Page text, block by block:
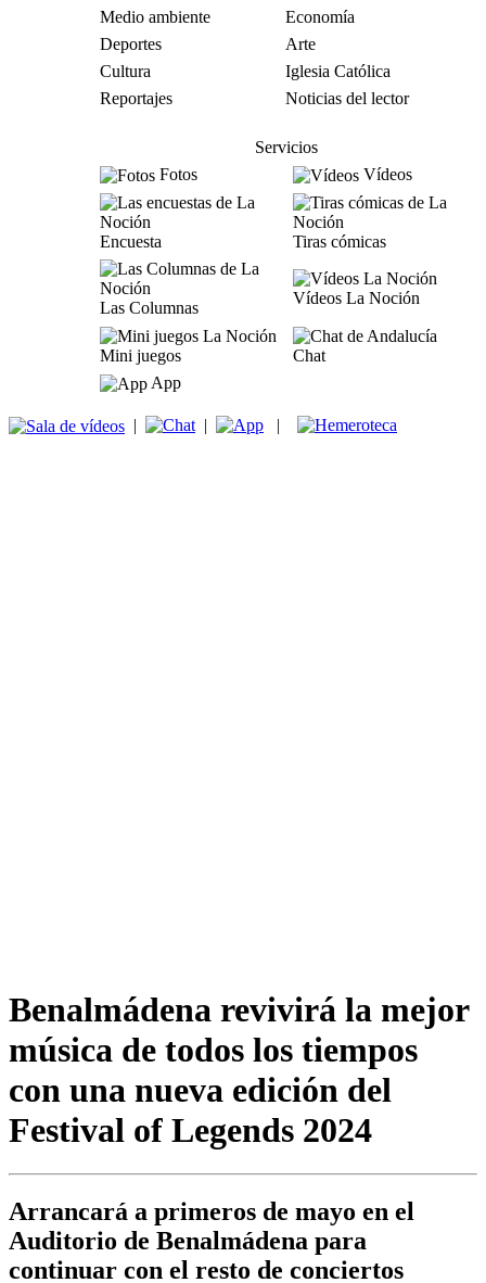
Medio ambiente
Economía
Deportes
Arte
Cultura
Iglesia Católica
Reportajes
Noticias del lector
Servicios
Fotos
Vídeos
Encuesta Tiras cómicas
Las Columnas
Vídeos La Noción
Mini juegos
Chat
App
| | |
Benalmádena revivirá la mejor
música de todos los tiempos
con una nueva edición del
Festival of Legends 2024
Arrancará a primeros de mayo en el
Auditorio de Benalmádena para
continuar con el resto de conciertos